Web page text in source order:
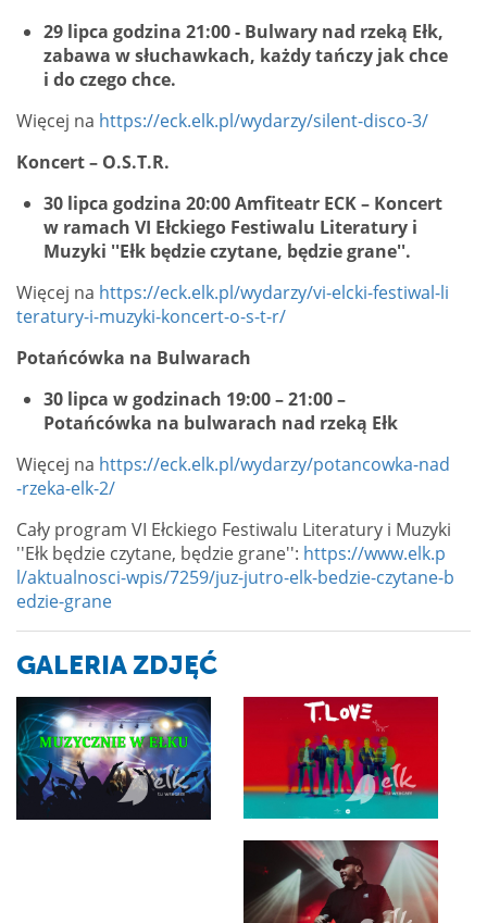
29 lipca godzina 21:00 - Bulwary nad rzeką Ełk,
zabawa w słuchawkach, każdy tańczy jak chce
i do czego chce.
Więcej na https://eck.elk.pl/wydarzy/silent-disco-3/
Koncert – O.S.T.R.
30 lipca godzina 20:00 Amfiteatr ECK – Koncert
w ramach VI Ełckiego Festiwalu Literatury i
Muzyki ''Ełk będzie czytane, będzie grane''.
Więcej na https://eck.elk.pl/wydarzy/vi-elcki-festiwal-li
teratury-i-muzyki-koncert-o-s-t-r/
Potańcówka na Bulwarach
30 lipca w godzinach 19:00 – 21:00 –
Potańcówka na bulwarach nad rzeką Ełk
Więcej na https://eck.elk.pl/wydarzy/potancowka-nad
-rzeka-elk-2/
Cały program VI Ełckiego Festiwalu Literatury i Muzyki
''Ełk będzie czytane, będzie grane'': https://www.elk.p
l/aktualnosci-wpis/7259/juz-jutro-elk-bedzie-czytane-b
edzie-grane
GALERIA ZDJĘĆ